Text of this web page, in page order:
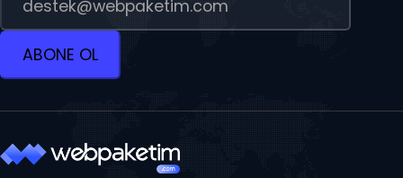
ABONE OL